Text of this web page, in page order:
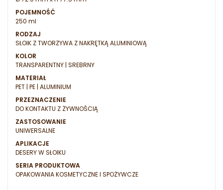
POJEMNOŚĆ
250 ml
RODZAJ
SŁOIK Z TWORZYWA Z NAKRĘTKĄ ALUMINIOWĄ
KOLOR
TRANSPARENTNY | SREBRNY
MATERIAŁ
PET | PE | ALUMINIUM
PRZEZNACZENIE
DO KONTAKTU Z ŻYWNOŚCIĄ
ZASTOSOWANIE
UNIWERSALNE
APLIKACJE
DESERY W SŁOIKU
SERIA PRODUKTOWA
OPAKOWANIA KOSMETYCZNE I SPOŻYWCZE